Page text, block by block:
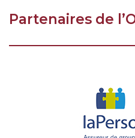
Partenaires de